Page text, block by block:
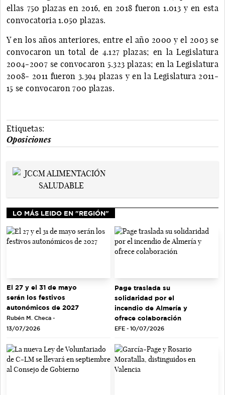
ellas 750 plazas en 2016, en 2018 fueron 1.013 y en esta
convocatoria 1.050 plazas.
Y en los años anteriores, entre el año 2000 y el 2003 se
convocaron un total de 4.127 plazas; en la Legislatura
2004-2007 se convocaron 5.323 plazas; en la Legislatura
2008- 2011 fueron 3.394 plazas y en la Legislatura 2011-
15 se convocaron 700 plazas.
Etiquetas:
Oposiciones
LO MÁS LEIDO EN "REGIÓN"
El 27 y el 31 de mayo
serán los festivos
autonómicos de 2027
Rubén M. Checa -
13/07/2026
Page traslada su
solidaridad por el
incendio de Almería y
ofrece colaboración
EFE - 10/07/2026